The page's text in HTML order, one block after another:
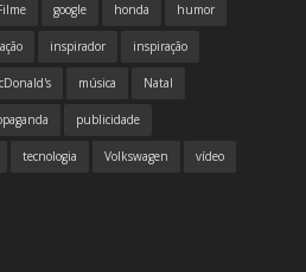
google honda humor
inspirador inspiração
música Natal
publicidade
tecnologia Volkswagen vídeo